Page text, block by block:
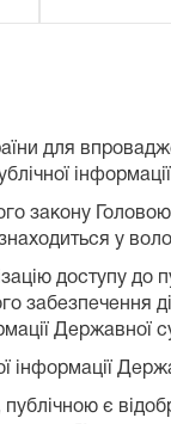
для
закону
у
доступу до
забезпечення
Державної
інформації
публічною є